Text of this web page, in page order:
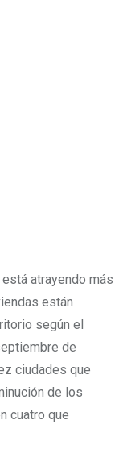
atrayendo más
están
según el
de
ciudades que
de los
cuatro que